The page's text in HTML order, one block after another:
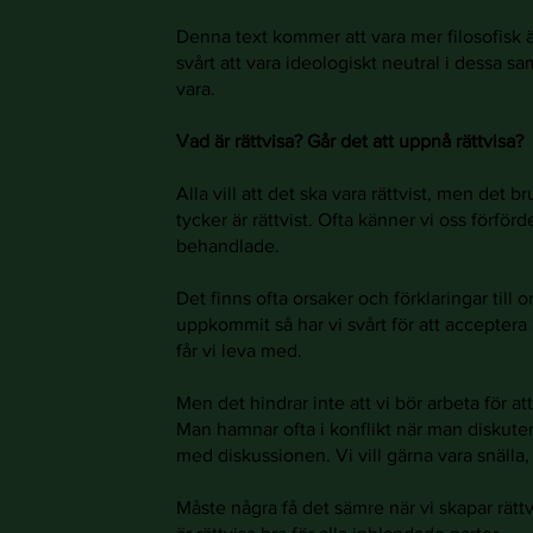
Denna text kommer att vara mer filosofisk
svårt att vara ideologiskt neutral i dessa
vara.
Vad är rättvisa? Går det att uppnå rättvisa?
Alla vill att det ska vara rättvist, men det
tycker är rättvist. Ofta känner vi oss
behandlade.
Det finns ofta orsaker och förklaringar till
uppkommit så har vi svårt för att
får vi leva med.
Men det hindrar inte att vi bör arbeta för
Man hamnar ofta i konflikt när man
med diskussionen. Vi vill gärna vara
Måste några få det sämre när vi skapar